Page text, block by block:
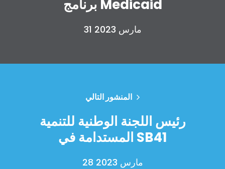
العمل معنا
حفلتك
الإجراء
Vote
تبرع
برنامج Medicaid
31 مارس 2023
المنشور التالي
رئيس اللجنة الوطنية للتنمية
المستدامة في SB41
28 مارس 2023